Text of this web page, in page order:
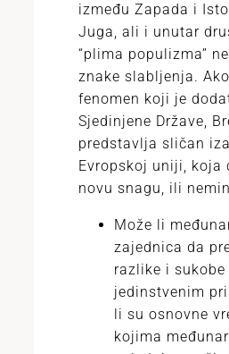
između Zapada i
Juga, ali i unutar
“plima populizma”
znake slabljenja.
fenomen koji je
Sjedinjene Države,
predstavlja sličan
Evropskoj uniji, koja
novu snagu, ili
Može li
zajednica da
razlike i
jedinstvenim
li su osnovne
kojima